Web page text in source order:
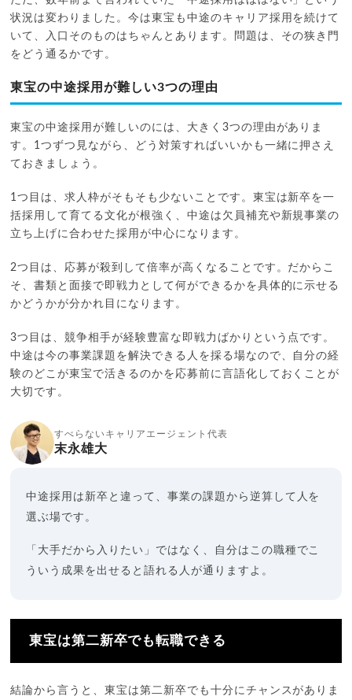
状況は変わりました。今は東宝も中途のキャリア採用を続けて
いて、入口そのものはちゃんとあります。問題は、その狭き門
をどう通るかです。
東宝の中途採用が難しい3つの理由
東宝の中途採用が難しいのには、大きく3つの理由がありま
す。1つずつ見ながら、どう対策すればいいかも一緒に押さえ
ておきましょう。
1つ目は、求人枠がそもそも少ないことです。東宝は新卒を一
括採用して育てる文化が根強く、中途は欠員補充や新規事業の
立ち上げに合わせた採用が中心になります。
2つ目は、応募が殺到して倍率が高くなることです。だからこ
そ、書類と面接で即戦力として何ができるかを具体的に示せる
かどうかが分かれ目になります。
3つ目は、競争相手が経験豊富な即戦力ばかりという点です。
中途は今の事業課題を解決できる人を採る場なので、自分の経
験のどこが東宝で活きるのかを応募前に言語化しておくことが
大切です。
すべらないキャリアエージェント代表
末永雄大
中途採用は新卒と違って、事業の課題から逆算して人を
選ぶ場です。
「大手だから入りたい」ではなく、自分はこの職種でこ
ういう成果を出せると語れる人が通りますよ。
東宝は第二新卒でも転職できる
結論から言うと、東宝は第二新卒でも十分にチャンスがありま